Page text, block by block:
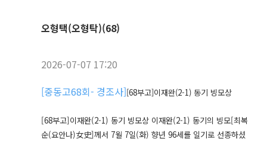
오형택(오형탁)(68)
2026-07-07 17:20
[중동고68회- 경조사][68부고]이재완(2-1) 동기 빙모상
[68부고]이재완(2-1) 동기 빙모상 이재완(2-1) 동기의 빙모[최복
순(요안나)女史]께서 7월 7일(화) 향년 96세를 일기로 선종하셨